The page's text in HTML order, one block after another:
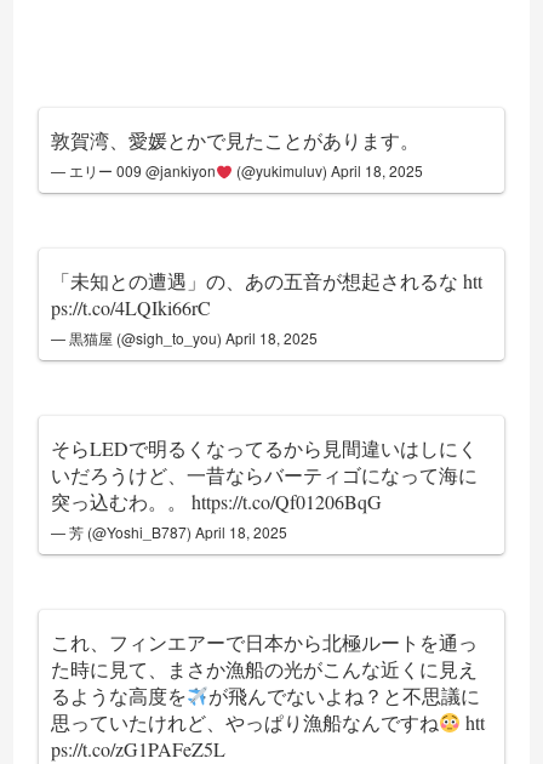
敦賀湾、愛媛とかで見たことがあります。
— エリー 009 @jankiyon (@yukimuluv) April 18, 2025
「未知との遭遇」の、あの五音が想起されるなhtt
ps://t.co/4LQIki66rC
— 黒猫屋 (@sigh_to_you)April 18, 2025
そらLEDで明るくなってるから見間違いはしにく
いだろうけど、一昔ならバーティゴになって海に
突っ込むわ。。https://t.co/Qf01206BqG
— 芳 (@Yoshi_B787)April 18, 2025
これ、フィンエアーで日本から北極ルートを通っ
た時に見て、まさか漁船の光がこんな近くに見え
るような高度を
が飛んでないよね？と不思議に
思っていたけれど、やっぱり漁船なんですね
htt
ps://t.co/zG1PAFeZ5L